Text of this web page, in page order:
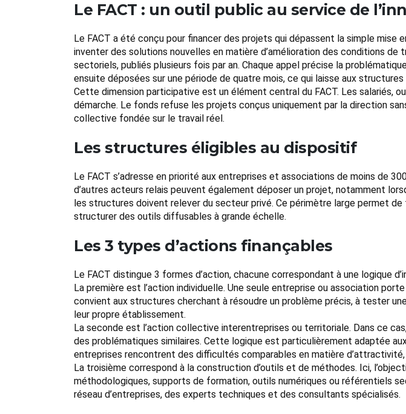
Le FACT : un outil public au service de
Le FACT a été conçu pour financer des projets qui dépassent la simple mise
inventer des solutions nouvelles en matière d’amélioration des conditions
sectoriels, publiés plusieurs fois par an. Chaque appel précise la
ensuite déposées sur une période de quatre mois, ce qui laisse aux
Cette dimension participative est un élément central du FACT. Les salariés,
démarche. Le fonds refuse les projets conçus uniquement par la direction
collective fondée sur le travail réel.
Les structures éligibles au dispositif
Le FACT s’adresse en priorité aux entreprises et associations de moins de
d’autres acteurs relais peuvent également déposer un projet, notamment
les structures doivent relever du secteur privé. Ce périmètre large permet
structurer des outils diffusables à grande échelle.
Les 3 types d’actions finançables
Le FACT distingue 3 formes d’action, chacune correspondant à une logique
La première est l’action individuelle. Une seule entreprise ou association
convient aux structures cherchant à résoudre un problème précis, à tester
leur propre établissement.
La seconde est l’action collective interentreprises ou territoriale. Dans ce
des problématiques similaires. Cette logique est particulièrement adaptée
entreprises rencontrent des difficultés comparables en matière
La troisième correspond à la construction d’outils et de méthodes. Ici,
méthodologiques, supports de formation, outils numériques ou référentiels
réseau d’entreprises, des experts techniques et des consultants spécialisés.